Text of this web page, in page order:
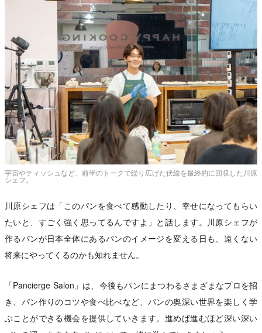
宇宙やティッシュなど、前半のトークで繰り広げた伏線を最終的に回収した川原
シェフ。
川原シェフは「このパンを食べて感動したり、幸せになってもらい
たいと、すごく強く思ってるんですよ」と話します。川原シェフが
作るパンが日本全体にあるパンのイメージを変える日も、遠くない
将来にやってくるのかも知れません。
「Pancierge Salon」は、今後もパンにまつわるさまざまなプロを招
き、パン作りのコツや食べ比べなど、パンの奥深い世界を楽しく学
ぶことができる機会を提供していきます。進めば進むほど深い深い